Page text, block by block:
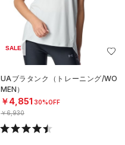
SALE
UAブラタンク（トレーニング/WO
MEN）
￥4,851 30%OFF
￥6,930